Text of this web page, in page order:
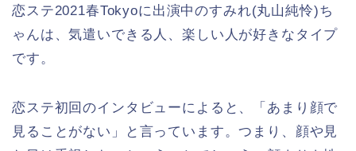
恋ステ2021春Tokyoに出演中のすみれ(丸山純怜)ち
ゃんは、気遣いできる人、楽しい人が好きなタイプ
です。
恋ステ初回のインタビューによると、「あまり顔で
見ることがない」と言っています。つまり、顔や見